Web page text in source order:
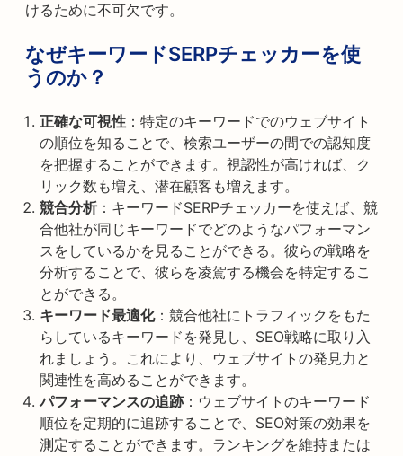
けるために不可欠です。
なぜキーワードSERPチェッカーを使
うのか？
正確な可視性 ：特定のキーワードでのウェブサイト
の順位を知ることで、検索ユーザーの間での認知度
を把握することができます。視認性が高ければ、ク
リック数も増え、潜在顧客も増えます。
競合分析：キーワードSERPチェッカーを使えば、競
合他社が同じキーワードでどのようなパフォーマン
スをしているかを見ることができる。彼らの戦略を
分析することで、彼らを凌駕する機会を特定するこ
とができる。
キーワード最適化：競合他社にトラフィックをもた
らしているキーワードを発見し、SEO戦略に取り入
れましょう。これにより、ウェブサイトの発見力と
関連性を高めることができます。
パフォーマンスの追跡：ウェブサイトのキーワード
順位を定期的に追跡することで、SEO対策の効果を
測定することができます。ランキングを維持または